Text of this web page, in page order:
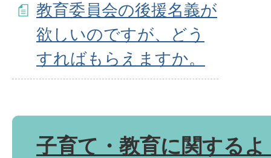
教育委員会の後援名義が
欲しいのですが、どう
すればもらえますか。
子育て・教育に関する